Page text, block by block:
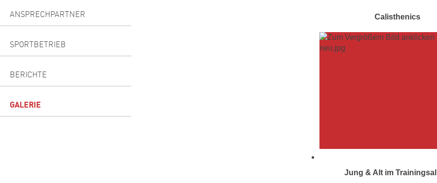
ANSPRECHPARTNER
SPORTBETRIEB
BERICHTE
GALERIE
Calisthenics
Jung & Alt im